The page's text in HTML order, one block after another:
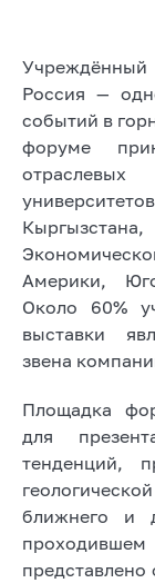
Россия —
событий в
форуме
Америки,
Около 60%
выставки
звена
Площадка
для
тенденций,
ближнего и